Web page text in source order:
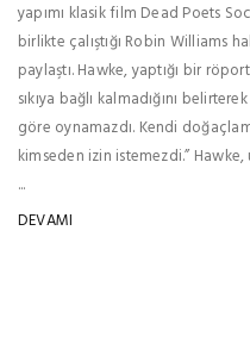
yapımı klasik film Dead Poets
birlikte çalıştığı Robin Williams
paylaştı. Hawke, yaptığı bir
sıkıya bağlı kalmadığını
göre oynamazdı. Kendi
kimseden izin istemezdi.”
...
DEVAMI